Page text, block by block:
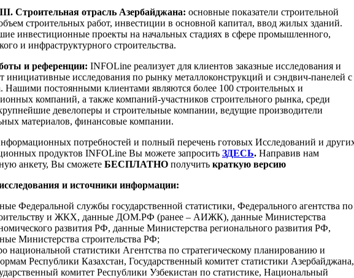
Строительная отрасль Азербайджана: основные показатели строительной
строительных работ, инвестиции в основной капитал, ввод жилых зданий.
инвестиционные проекты на начальных стадиях в сфере промышленного,
и инфраструктурного строительства.
и референции: INFOLine реализует для клиентов заказные исследования и
инициативные исследования по рынку металлоконструкций и сэндвич-панелей c
Нашими постоянными клиентами являются более 100 строительных и
компаний, а также компаний-участников строительного рынка, среди
девелоперы и строительные компании, ведущие производители
материалов, финансовые компании.
потребностей и полный перечень готовых Исследований и
продуктов INFOLine Вы можете запросить ЗДЕСЬ. Направив нам
анкету, Вы сможете БЕСПЛАТНО получить краткую версию
и источники информации:
Федеральной службы государственной статистики, Федерального агентства по
и ЖКХ, данные ДОМ.РФ (ранее – АИЖК), данные Министерства
развития РФ, данные Министерства регионального развития РФ,
Министерства строительства РФ;
национальной статистики Агентства по стратегическому планированию и
Республики Казахстан, Государственный комитет статистики Азербайджана,
комитет Республики Узбекистан по статистике, Национальный